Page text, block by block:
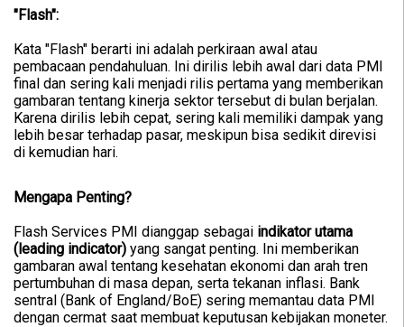
"Flash":
Kata "Flash" berarti ini adalah perkiraan awal atau
pembacaan pendahuluan. Ini dirilis lebih awal dari data PMI
final dan sering kali menjadi rilis pertama yang memberikan
gambaran tentang kinerja sektor tersebut di bulan berjalan.
Karena dirilis lebih cepat, sering kali memiliki dampak yang
lebih besar terhadap pasar, meskipun bisa sedikit direvisi
di kemudian hari.
Mengapa Penting?
Flash Services PMI dianggap sebagai indikator utama
(leading indicator) yang sangat penting. Ini memberikan
gambaran awal tentang kesehatan ekonomi dan arah tren
pertumbuhan di masa depan, serta tekanan inflasi. Bank
sentral (Bank of England/BoE) sering memantau data PMI
dengan cermat saat membuat keputusan kebijakan moneter.